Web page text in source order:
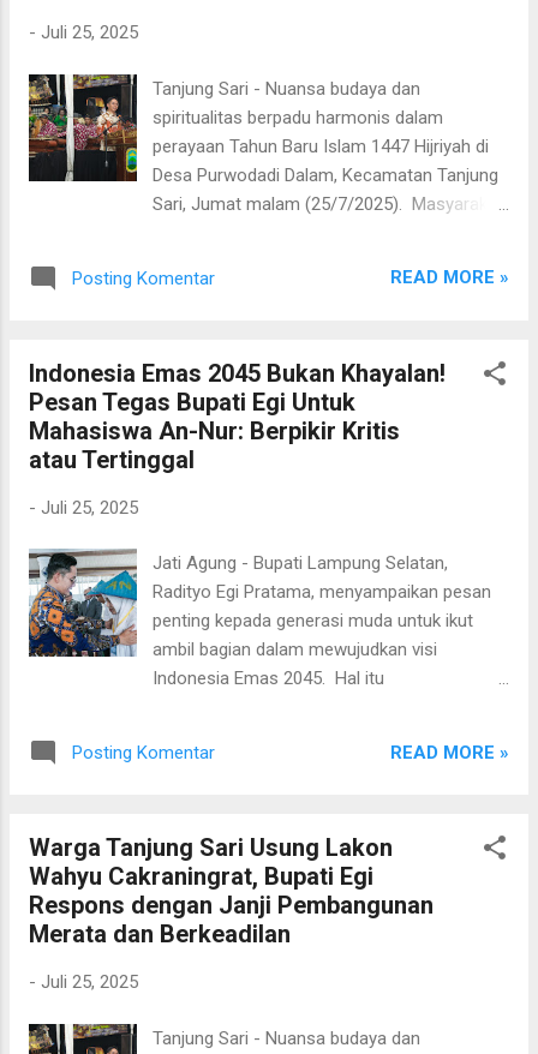
“Lampung Selatan ini multikultur dan kaya
akan keberagaman budaya. Ketika kegiatan
seperti ini lahir dari inisiatif masyarakat,
maka sudah saatnya pemerintah hadir untuk
mengangkatnya ke level yang lebih tinggi,”
bahwa selama masa kepemimpinannya,
- Juli 25, 2025
Tanjung Sari - Nuansa budaya dan
spiritualitas berpadu harmonis dalam
perayaan Tahun Baru Islam 1447 Hijriyah di
Desa Purwodadi Dalam, Kecamatan Tanjung
Sari, Jumat malam (25/7/2025). Masyarakat
lakon Wahyu Cakraningrat, sebuah cerita
Radityo Egi Pratama, hadir langsung dalam
acara tersebut. Dalam sambutannya, Bupati
Egi mengapresiasi inisiatif warga yang
secara konsisten melestarikan warisan
tekad membangun peradaban, bukan
sekadar infrastruktur,” ujar Bupati Egi. Lakon
Wahyu Cakraningrat sendiri menggambarkan
sosok pemimpin ideal—bersih hati, adil, dan
dalam mewujudkan pembangunan yang
Posting Komentar READ MORE »
Indonesia Emas 2045 Bukan Khayalan!
Pesan Tegas Bupati Egi Untuk
Mahasiswa An-Nur: Berpikir Kritis
atau Tertinggal
- Juli 25, 2025
Jati Agung - Bupati Lampung Selatan,
Radityo Egi Pratama, menyampaikan pesan
penting kepada generasi muda untuk ikut
ambil bagian dalam mewujudkan visi
Indonesia Emas 2045. Hal itu
pembukaan perkuliahan Universitas An-Nur,
Nyata (KKN) dan mahasiswa baru dari
program S1, S2, dan S3, Bupati Egi
menekankan pentingnya membentuk pribadi
yang berpikir kritis, adaptif, serta memiliki
Posting Komentar READ MORE »
Warga Tanjung Sari Usung Lakon
Wahyu Cakraningrat, Bupati Egi
Respons dengan Janji Pembangunan
Merata dan Berkeadilan
- Juli 25, 2025
Tanjung Sari - Nuansa budaya dan